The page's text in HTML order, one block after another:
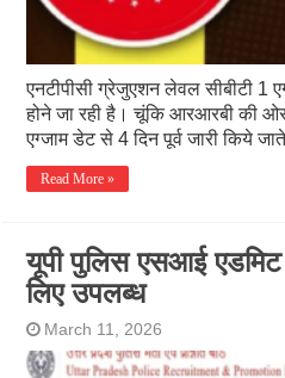
एनटीपीसी ग्रेजुएशन लेवल सीबीटी
होने जा रही है। चूंकि आरआरबी की ओर
एग्जाम डेट से 4 दिन पूर्व जारी किये
Read More »
यूपी पुलिस एसआई
लिए उपलब्ध
March 11, 2026